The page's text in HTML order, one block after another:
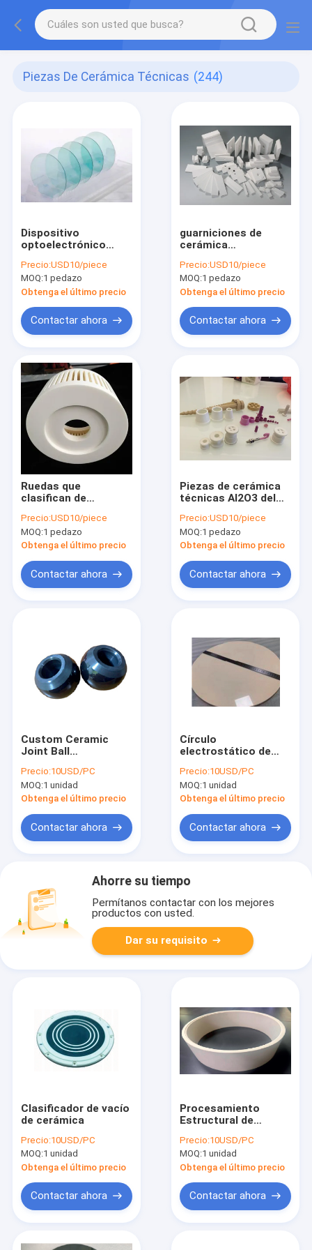
Piezas De Cerámica Técnicas (244)
Dispositivo
optoelectrónico
diodos emisores de
luz
Precio:USD10/piece
MOQ:1 pedazo
Obtenga el último precio
Contactar ahora
guarniciones de
cerámica
3.9g/Cm3
Precio:USD10/piece
MOQ:1 pedazo
Obtenga el último precio
Contactar ahora
Ruedas que
clasifican de
del CE
Precio:USD10/piece
MOQ:1 pedazo
Obtenga el último precio
Contactar ahora
Piezas de cerámica
técnicas Al2O3 del
Precio:USD10/piece
MOQ:1 pedazo
Obtenga el último precio
Contactar ahora
Custom Ceramic
Joint Ball
Precio:10USD/PC
MOQ:1 unidad
Obtenga el último precio
Contactar ahora
Círculo
electrostático de
sujetado de sustrato
de precisión para
ambientes de alto
Precio:10USD/PC
MOQ:1 unidad
Obtenga el último precio
Contactar ahora
Ahorre su tiempo
Permítanos contactar con los mejores
productos con usted.
Dar su requisito
Clasificador de vacío
de cerámica
Precio:10USD/PC
MOQ:1 unidad
Obtenga el último precio
Contactar ahora
Procesamiento
Estructural de
Precio:10USD/PC
MOQ:1 unidad
Obtenga el último precio
Contactar ahora